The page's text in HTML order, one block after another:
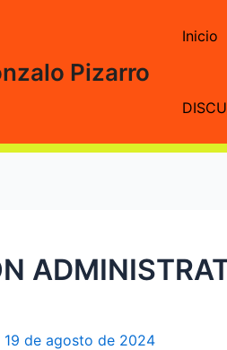
Pizarro
Inicio
19 de agosto de 2024